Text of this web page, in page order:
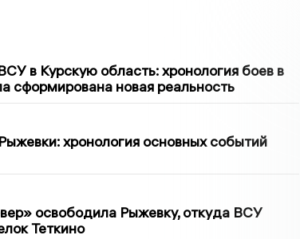
в Курскую область: хронология боев в
сформирована новая реальность
хронология основных событий
освободила Рыжевку, откуда ВСУ
Теткино